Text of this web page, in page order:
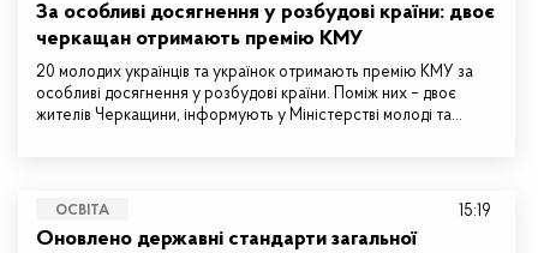
За особливі досягнення у розбудові країни: двоє
черкащан отримають премію КМУ
20 молодих українців та українок отримають премію КМУ за
особливі досягнення у розбудові країни. Поміж них – двоє
жителів Черкащини, інформують у Міністерстві молоді та…
ОСВІТА
Оновлено державні стандарти загальної
15:19